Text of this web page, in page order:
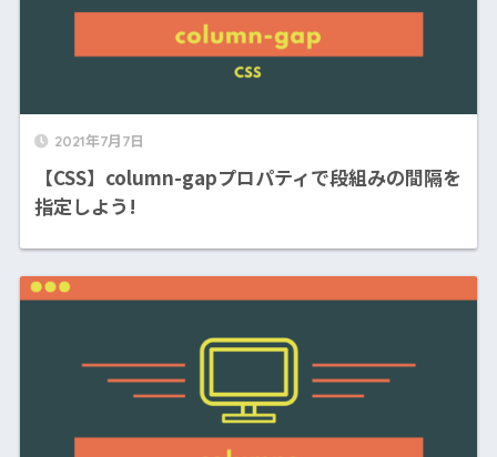
2021年7月7日
【CSS】column-gapプロパティで段組みの間隔を
指定しよう!